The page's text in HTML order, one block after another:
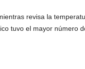
revisa la
tuvo el mayor número